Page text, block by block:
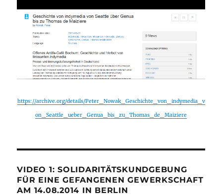
https://archive.org/details/Peter_Nowak_Geschichte_von_indymedia_v
on_Seattle_ueber_Genua_bis_zu_Thomas_de_Maiziere
VIDEO 1: SOLIDARITÄTSKUNDGEBUNG
FÜR EINE GEFANGENEN GEWERKSCHAFT
AM 14.08.2014 IN BERLIN